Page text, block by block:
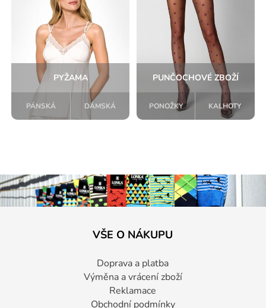
PYŽAMA
PÁNSKÁ DÁMSKÁ
PUNČOCHOVÉ ZBOŽÍ
PONOŽKY KALHOTY
VŠE O NÁKUPU
Doprava a platba
Výměna a vrácení zboží
Reklamace
Obchodní podmínky